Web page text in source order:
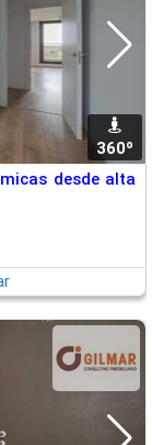
360º
desde alta